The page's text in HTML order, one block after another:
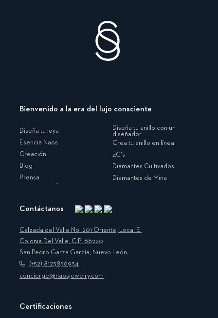
Bienvenido a la era del lujo consciente
Diseña tu joya
Esencia Naos
Creación
Blog
Prensa
Diseña tu anillo con un
diseñador
Crea tu anillo en línea
4C's
Diamantes Cultivados
Diamantes de Mina
Contáctanos
Instagram
Facebook
Translation
missing:
es.general.social.links.linkedin
Pinterest
Calzada del Valle No. 201 Oriente, Local E.
Colonia Del Valle, C.P. 66220
San Pedro Garza García, Nuevo León.
(+52) 8123856934
concierge@naosjewelry.com
Certificaciones